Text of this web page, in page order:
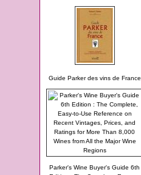
Guide Parker des vins de France
Parker's Wine Buyer's Guide 6th